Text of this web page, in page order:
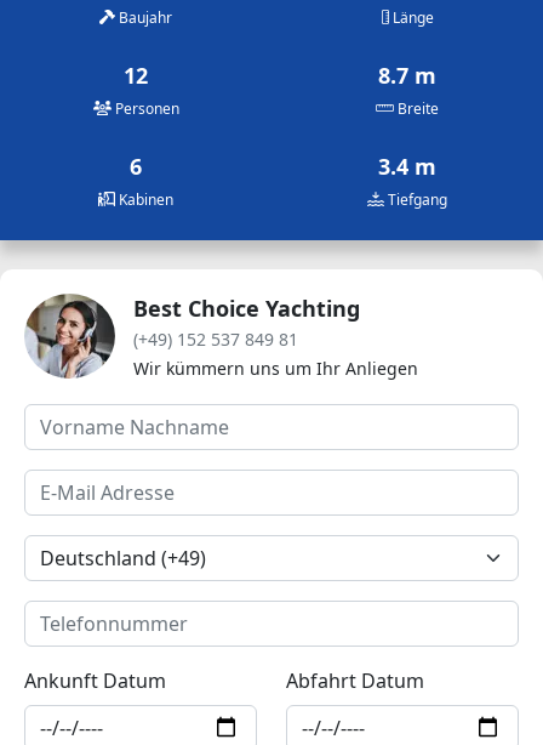
Baujahr Länge
12
Personen
8.7 m
Breite
6
Kabinen
3.4 m
Tiefgang
Best Choice Yachting
(+49) 152 537 849 81
Wir kümmern uns um Ihr Anliegen
Ankunft Datum Abfahrt Datum